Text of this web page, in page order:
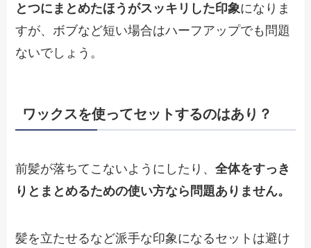
とつにまとめたほうがスッキリした印象になりま
すが、ボブなど短い場合はハーフアップでも問題
ないでしょう。
ワックスを使ってセットするのはあり？
前髪が落ちてこないようにしたり、全体をすっき
りとまとめるための使い方なら問題ありません。
髪を立たせるなど派手な印象になるセットは避け